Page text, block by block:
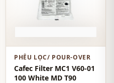
PHỄU LỌC/ POUR-OVER
Cafec Filter MC1 V60-01
100 White MD T90